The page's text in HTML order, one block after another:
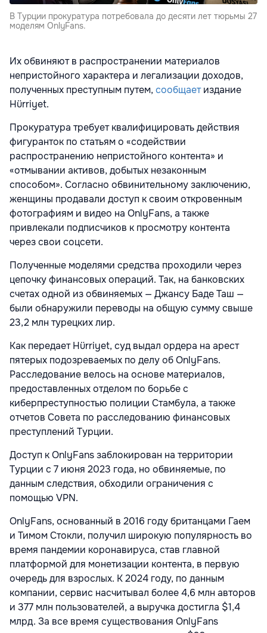
В Турции прокуратура потребовала до десяти лет тюрьмы 27
моделям OnlyFans.
Их обвиняют в распространении материалов
непристойного характера и легализации доходов,
полученных преступным путем, сообщает издание
Hürriyet.
Прокуратура требует квалифицировать действия
фигуранток по статьям о «содействии
распространению непристойного контента» и
«отмывании активов, добытых незаконным
способом». Согласно обвинительному заключению,
женщины продавали доступ к своим откровенным
фотографиям и видео на OnlyFans, а также
привлекали подписчиков к просмотру контента
через свои соцсети.
Полученные моделями средства проходили через
цепочку финансовых операций. Так, на банковских
счетах одной из обвиняемых — Джансу Баде Таш —
были обнаружили переводы на общую сумму свыше
23,2 млн турецких лир.
Как передает Hürriyet, суд выдал ордера на арест
пятерых подозреваемых по делу об OnlyFans.
Расследование велось на основе материалов,
предоставленных отделом по борьбе с
киберпреступностью полиции Стамбула, а также
отчетов Совета по расследованию финансовых
преступлений Турции.
Доступ к OnlyFans заблокирован на территории
Турции с 7 июня 2023 года, но обвиняемые, по
данным следствия, обходили ограничения с
помощью VPN.
OnlyFans, основанный в 2016 году британцами Гаем
и Тимом Стокли, получил широкую популярность во
время пандемии коронавируса, став главной
платформой для монетизации контента, в первую
очередь для взрослых. К 2024 году, по данным
компании, сервис насчитывал более 4,6 млн авторов
и 377 млн пользователей, а выручка достигла $1,4
млрд. За все время существования OnlyFans